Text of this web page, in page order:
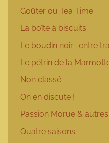
Goûter ou Tea Time
La boîte à biscuits
Le boudin noir : entre
Le pétrin de la
Non classé
On en discute !
Passion Morue &
Quatre saisons